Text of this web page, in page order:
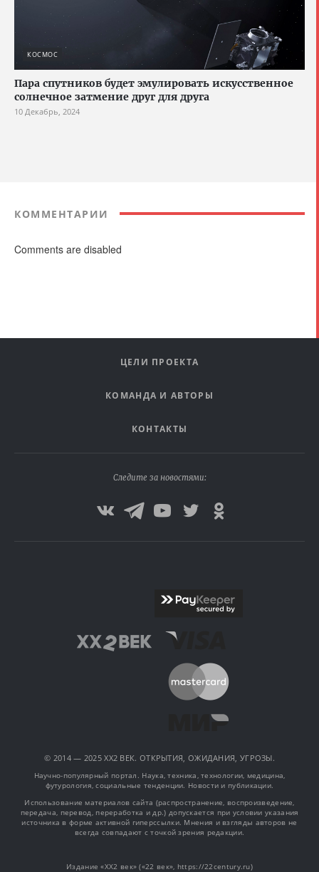
КОСМОС
Пара спутников будет эмулировать искусственное
солнечное затмение друг для друга
10 Декабрь, 2024
КОММЕНТАРИИ
Comments are disabled
ЦЕЛИ ПРОЕКТА
КОМАНДА И АВТОРЫ
КОНТАКТЫ
Следите за новостями:
© 2014 — 2025 XX2 ВЕК. ОТКРЫТИЯ, ОЖИДАНИЯ, УГРОЗЫ.
Научно-популярный портал. Наука, техника, технологии, медицина,
футурология, социальные тенденции. Новости и публикации.
Использование материалов сайта (распространение, воспроизведение,
передача, перевод, переработка и др.) допускается при условии указания
источника в форме активной гиперссылки. Мнения и взгляды авторов не
всегда совпадают с точкой зрения редакции.
Издание «XX2 век» («22 век», https://22century.ru)